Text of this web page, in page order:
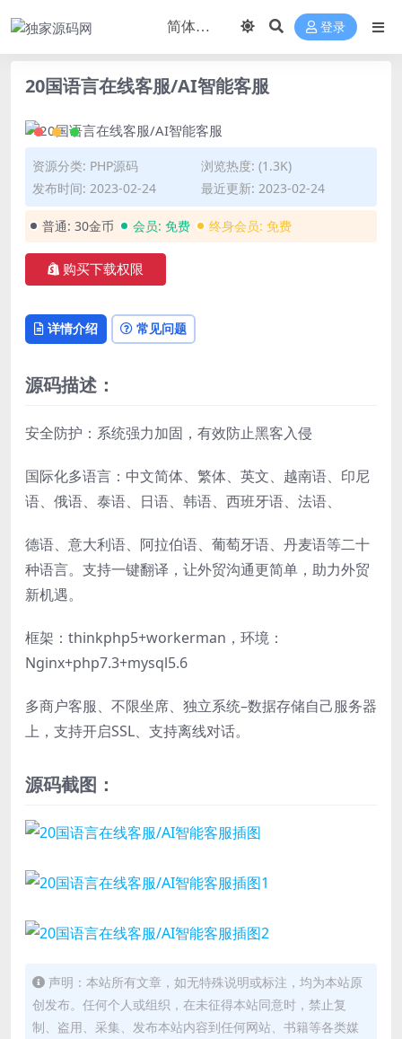
登录
20国语言在线客服/AI智能客服
资源分类: PHP源码
浏览热度: (1.3K)
发布时间: 2023-02-24
最近更新: 2023-02-24
普通: 30金币 会员: 免费 终身会员: 免费
购买下载权限
详情介绍 常见问题
源码描述：
安全防护：系统强力加固，有效防止黑客入侵
国际化多语言：中文简体、繁体、英文、越南语、印尼
语、俄语、泰语、日语、韩语、西班牙语、法语、
德语、意大利语、阿拉伯语、葡萄牙语、丹麦语等二十
种语言。支持一键翻译，让外贸沟通更简单，助力外贸
新机遇。
框架：thinkphp5+workerman，环境：
Nginx+php7.3+mysql5.6
多商户客服、不限坐席、独立系统–数据存储自己服务器
上，支持开启SSL、支持离线对话。
源码截图：
声明：本站所有文章，如无特殊说明或标注，均为本站原
创发布。任何个人或组织，在未征得本站同意时，禁止复
制、盗用、采集、发布本站内容到任何网站、书籍等各类媒